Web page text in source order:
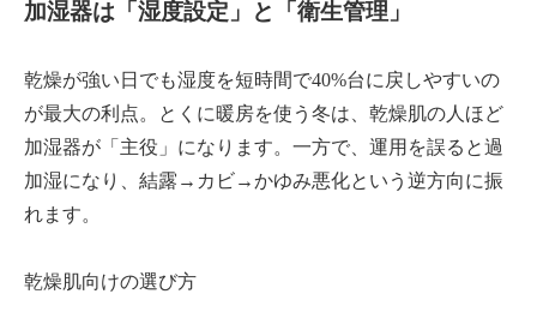
加湿器は「湿度設定」と「衛生管理」
乾燥が強い日でも湿度を短時間で40%台に戻しやすいの
が最大の利点。とくに暖房を使う冬は、乾燥肌の人ほど
加湿器が「主役」になります。一方で、運用を誤ると過
加湿になり、結露→カビ→かゆみ悪化という逆方向に振
れます。
乾燥肌向けの選び方